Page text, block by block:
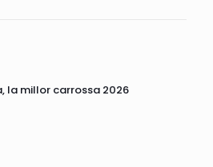
la millor carrossa 2026